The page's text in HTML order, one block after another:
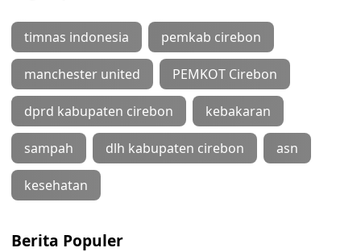
timnas indonesia pemkab cirebon
manchester united PEMKOT Cirebon
dprd kabupaten cirebon kebakaran
sampah dlh kabupaten cirebon asn
kesehatan
Berita Populer